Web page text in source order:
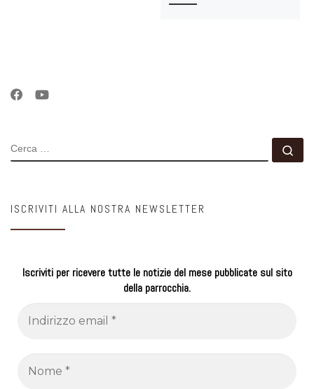
CERCA
ISCRIVITI ALLA NOSTRA NEWSLETTER
Iscriviti per ricevere tutte le notizie del mese pubblicate sul sito
della parrocchia.